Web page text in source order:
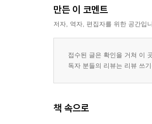
만든 이 코멘트
저자, 역자, 편집자를 위한 공간입
접수된 글은 확인을 거쳐 이
독자 분들의 리뷰는 리뷰 쓰
책 속으로